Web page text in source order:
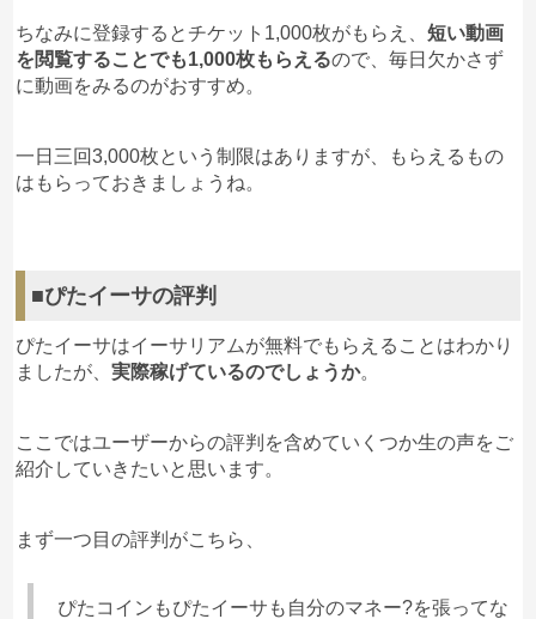
ちなみに登録するとチケット1,000枚がもらえ、短い動画
を閲覧することでも1,000枚もらえるので、毎日欠かさず
に動画をみるのがおすすめ。
一日三回3,000枚という制限はありますが、もらえるもの
はもらっておきましょうね。
■ぴたイーサの評判
ぴたイーサはイーサリアムが無料でもらえることはわかり
ましたが、実際稼げているのでしょうか。
ここではユーザーからの評判を含めていくつか生の声をご
紹介していきたいと思います。
まず一つ目の評判がこちら、
ぴたコインもぴたイーサも自分のマネー?を張ってな